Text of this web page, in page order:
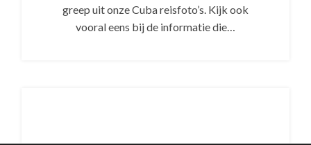
greep uit onze Cuba reisfoto’s. Kijk ook
vooral eens bij de informatie die…